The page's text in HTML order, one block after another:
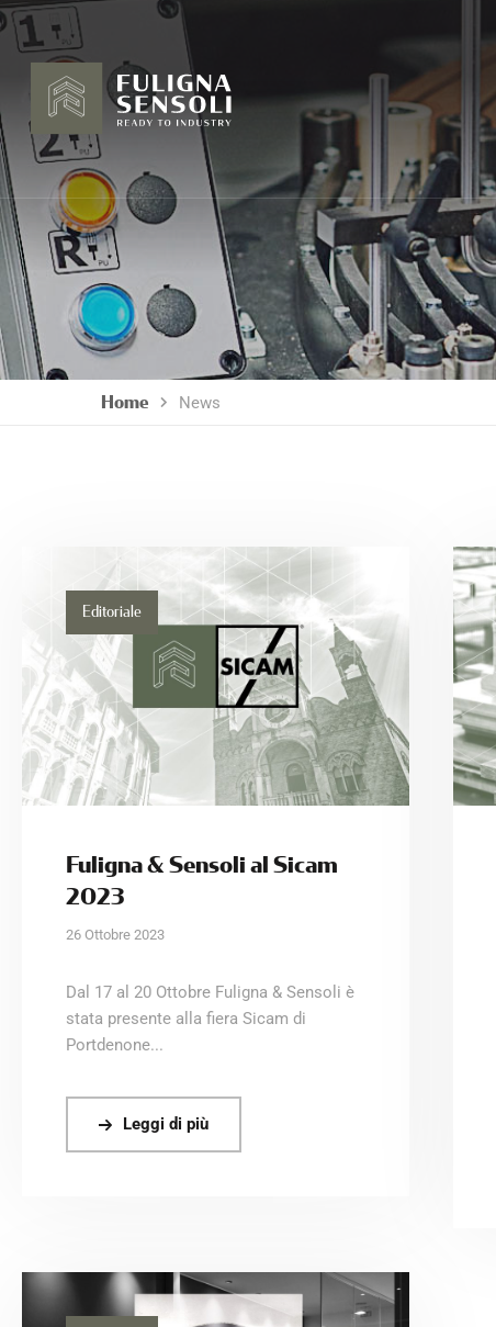
Home News
Editoriale
Fuligna & Sensoli al Sicam
2023
26 Ottobre 2023
Dal 17 al 20 Ottobre Fuligna & Sensoli è
stata presente alla fiera Sicam di
Portdenone...
Leggi di più